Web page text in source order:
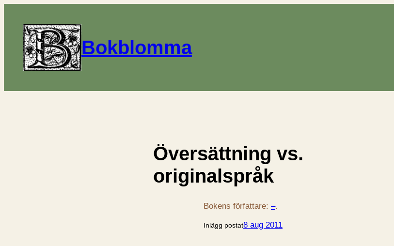
Bokblomma
Översättning vs.
originalspråk
Bokens författare: –.
Inlägg postat8 aug 2011